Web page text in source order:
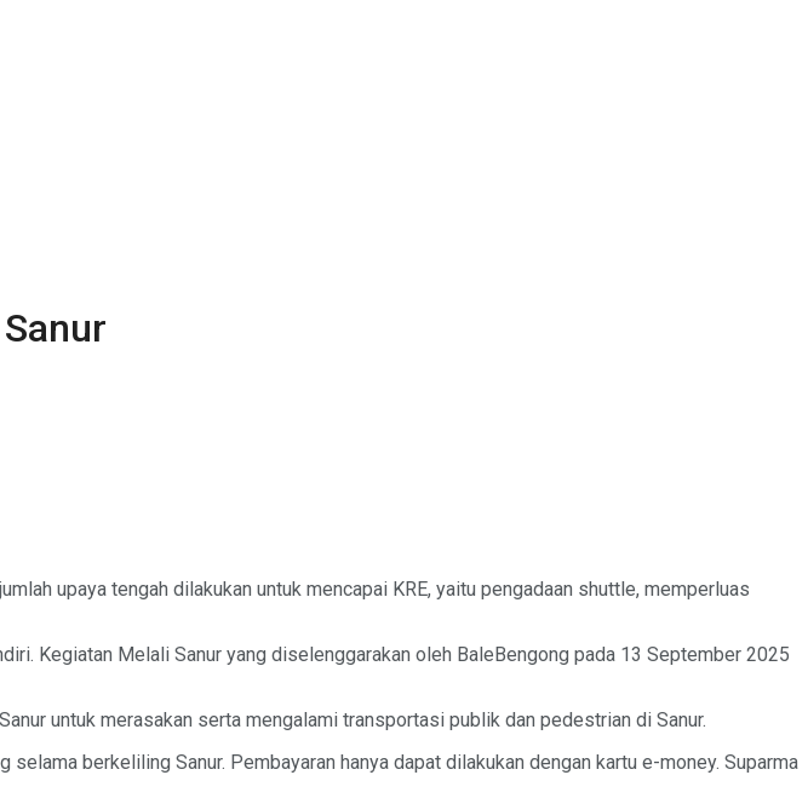
upaya tengah dilakukan untuk mencapai KRE, yaitu pengadaan shuttle, memperluas
Kegiatan Melali Sanur yang diselenggarakan oleh BaleBengong pada 13 September 2025
untuk merasakan serta mengalami transportasi publik dan pedestrian di Sanur.
berkeliling Sanur. Pembayaran hanya dapat dilakukan dengan kartu e-money. Suparma